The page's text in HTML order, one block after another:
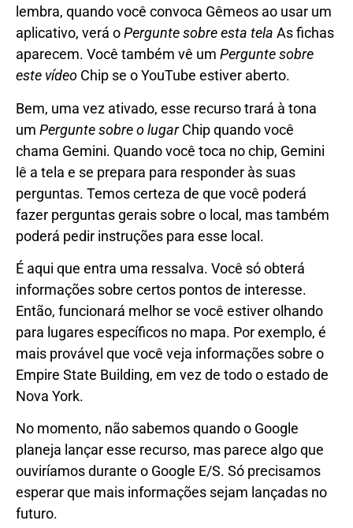
lembra, quando você convoca Gêmeos ao usar um
aplicativo, verá oPergunte sobre esta tela As fichas
aparecem. Você também vê um Pergunte sobre
este vídeo Chip se o YouTube estiver aberto.
Bem, uma vez ativado, esse recurso trará à tona
um Pergunte sobre o lugarChip quando você
chama Gemini. Quando você toca no chip, Gemini
lê a tela e se prepara para responder às suas
perguntas. Temos certeza de que você poderá
fazer perguntas gerais sobre o local, mas também
poderá pedir instruções para esse local.
É aqui que entra uma ressalva. Você só obterá
informações sobre certos pontos de interesse.
Então, funcionará melhor se você estiver olhando
para lugares específicos no mapa. Por exemplo, é
mais provável que você veja informações sobre o
Empire State Building, em vez de todo o estado de
Nova York.
No momento, não sabemos quando o Google
planeja lançar esse recurso, mas parece algo que
ouviríamos durante o Google E/S. Só precisamos
esperar que mais informações sejam lançadas no
futuro.